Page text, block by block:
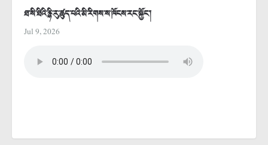
ཐ་སི་ཐིའི་རྙི་རུ་ཚུད་པའི་མི་རིགས་ས་ཁོངས་རང་སྐྱོང་།
Jul 9, 2026